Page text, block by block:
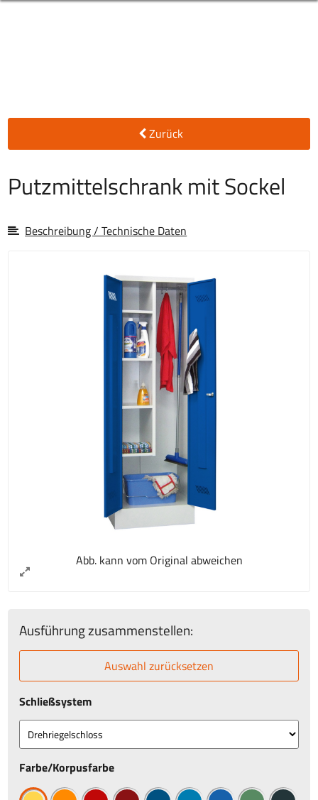
Zurück
Putzmittelschrank mit Sockel
Beschreibung / Technische Daten
Abb. kann vom Original abweichen
Ausführung zusammenstellen:
Auswahl zurücksetzen
Schließsystem
Farbe/Korpusfarbe